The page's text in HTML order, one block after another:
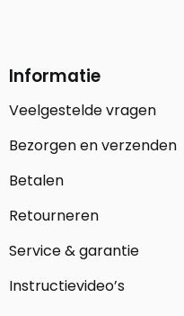
Informatie
Veelgestelde vragen
Bezorgen en verzenden
Betalen
Retourneren
Service & garantie
Instructievideo’s